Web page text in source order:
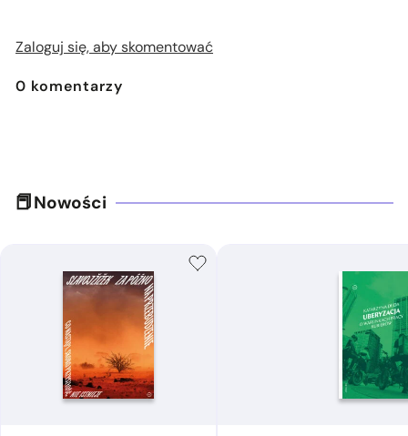
Zaloguj się, aby skomentować
0 komentarzy
Nowości